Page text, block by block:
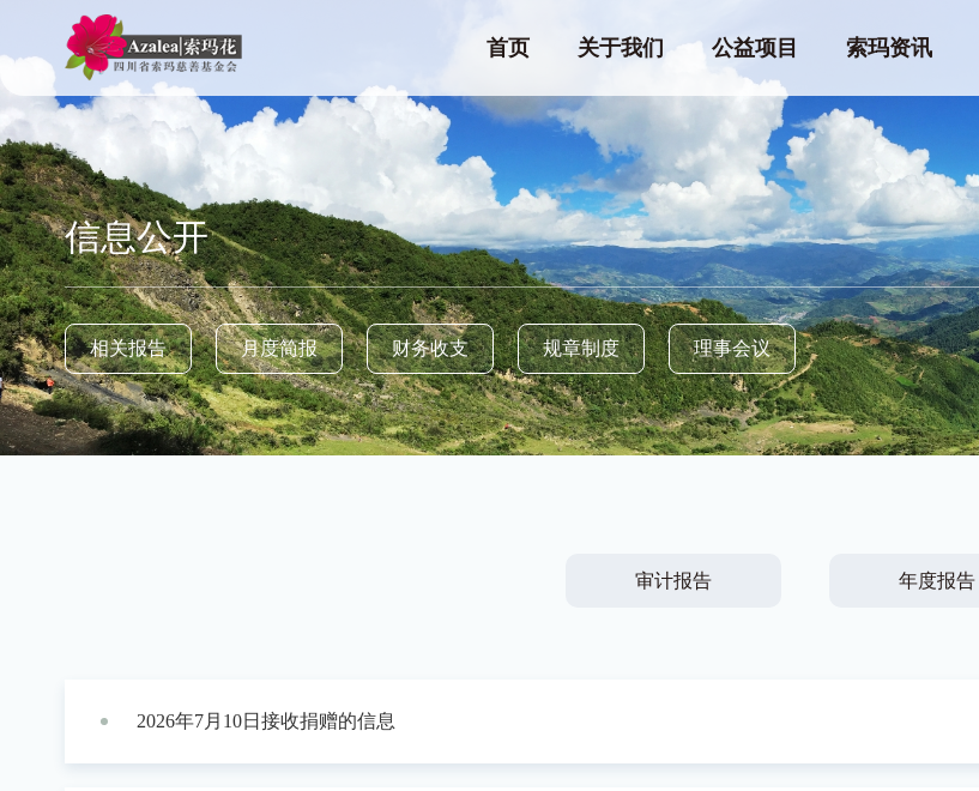
首页 关于我们 公益项目 索玛资讯
信息公开
相关报告 月度简报 财务收支 规章制度 理事会议
审计报告 年度报告
2026年7月10日接收捐赠的信息